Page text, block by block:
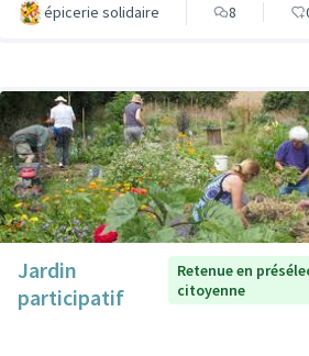
épicerie solidaire 8
Jardin
participatif
Retenue en
citoyenne